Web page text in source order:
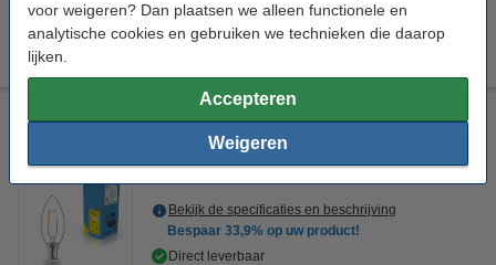
voor weigeren? Dan plaatsen we alleen functionele en
analytische cookies en gebruiken we technieken die daarop
lijken.
Accepteren
Weigeren
Voordeelverpakking | 6 stuks
€ 10,50
123led 100 lm/W Warm wit 2700 K
Bekijk de specificaties en beschrijving
Bespaar 33,9% op uw product!
Direct leverbaar